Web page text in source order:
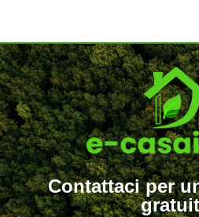
Contattaci per